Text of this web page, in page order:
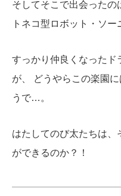
そしてそこで出会ったの
トネコ型ロボット・ソー
すっかり仲良くなったド
が、 どう やらこの楽園
うで…。
はたしてのび太たちは、
ができるのか？！